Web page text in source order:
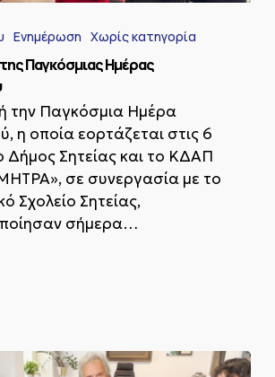
Ενημέρωση Χωρίς κατηγορία
Παγκόσμιας Ημέρας
την Παγκόσμια Ημέρα
η οποία εορτάζεται στις 6
Δήμος Σητείας και το ΚΔΑΠ
σε συνεργασία με το
Σχολείο Σητείας,
σήμερα…